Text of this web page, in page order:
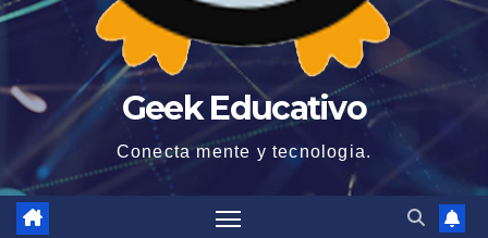
Geek Educativo
Conecta mente y tecnologia.